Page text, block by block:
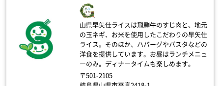
山県早矢仕ライスは飛騨牛のすじ肉と、地元
の玉ネギ、お米を使用したこだわりの早矢仕
ライス。そのほか、ハバーグやパスタなどの
洋食を提供しています。お昼はランチメニュ
ーのみ。ディナータイムも楽しめます。
〒501-2105